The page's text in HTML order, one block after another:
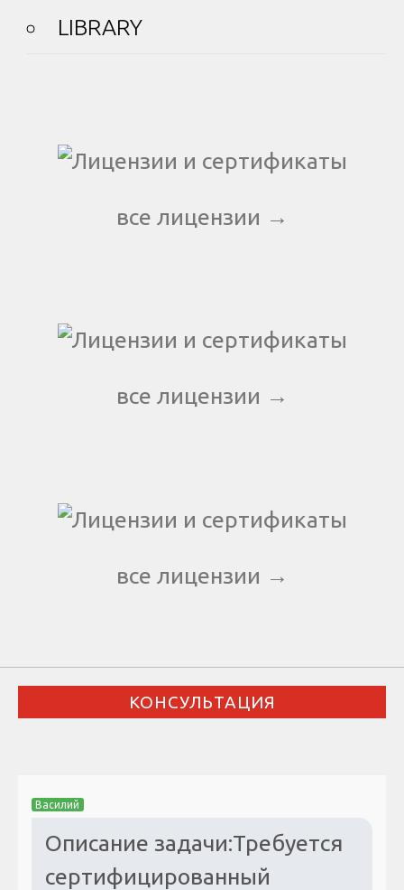
LIBRARY
все лицензии →
все лицензии →
все лицензии →
КОНСУЛЬТАЦИЯ
Василий
Описание задачи:Требуется
сертифицированный